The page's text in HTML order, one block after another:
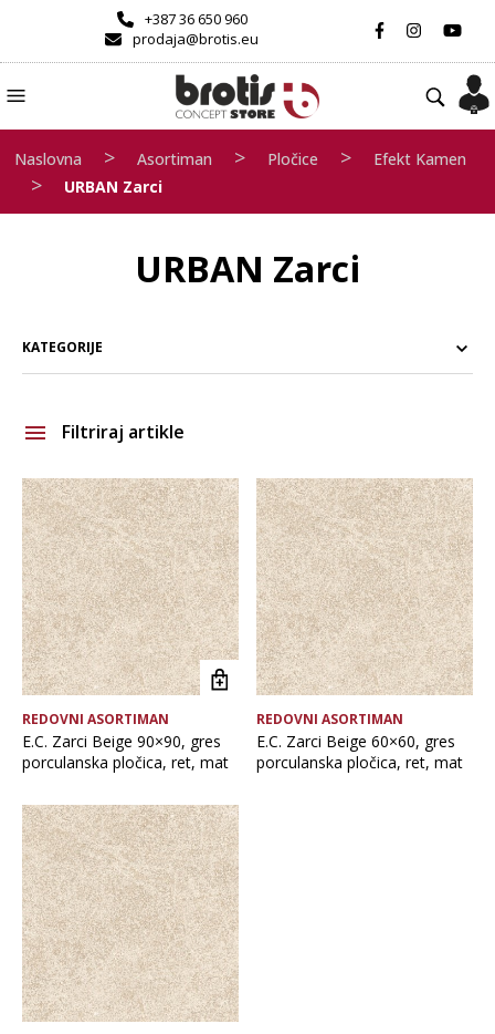
+387 36 650 960
prodaja@brotis.eu
Naslovna > Asortiman > Pločice > Efekt Kamen
> URBAN Zarci
URBAN Zarci
KATEGORIJE
Filtriraj artikle
Brand
Format pločice
Glavna boja
Namjena pločice
Vrsta obrade pločice
REDOVNI ASORTIMAN
E.C. Zarci Beige 90×90, gres
porculanska pločica, ret, mat
REDOVNI ASORTIMAN
E.C. Zarci Beige 60×60, gres
porculanska pločica, ret, mat